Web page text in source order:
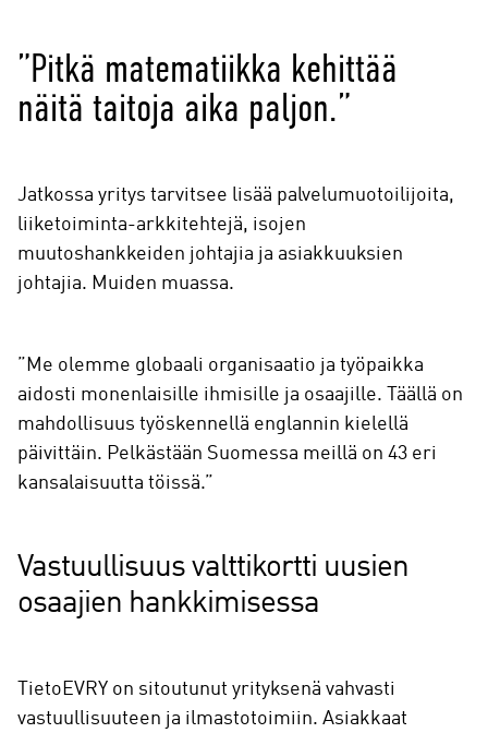
”Pitkä matematiikka kehittää
näitä taitoja aika paljon.”
Jatkossa yritys tarvitsee lisää palvelumuotoilijoita,
liiketoiminta-arkkitehtejä, isojen
muutoshankkeiden johtajia ja asiakkuuksien
johtajia. Muiden muassa.
”Me olemme globaali organisaatio ja työpaikka
aidosti monenlaisille ihmisille ja osaajille. Täällä on
mahdollisuus työskennellä englannin kielellä
päivittäin. Pelkästään Suomessa meillä on 43 eri
kansalaisuutta töissä.”
Vastuullisuus valttikortti uusien
osaajien hankkimisessa
TietoEVRY on sitoutunut yrityksenä vahvasti
vastuullisuuteen ja ilmastotoimiin. Asiakkaat